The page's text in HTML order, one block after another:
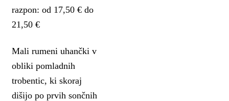
razpon: od 17,50 € do
21,50 €
Mali rumeni uhančki v
obliki pomladnih
trobentic, ki skoraj
dišijo po prvih sončnih